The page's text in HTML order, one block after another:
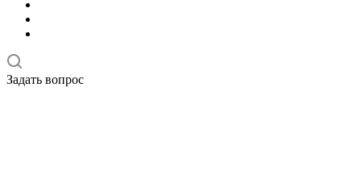
Задать вопрос